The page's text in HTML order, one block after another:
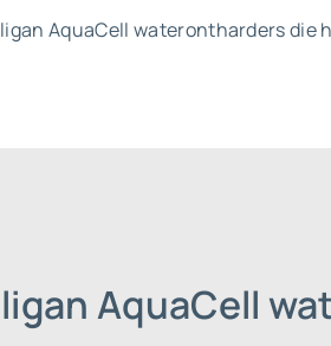
AquaCell waterontharders die
AquaCell